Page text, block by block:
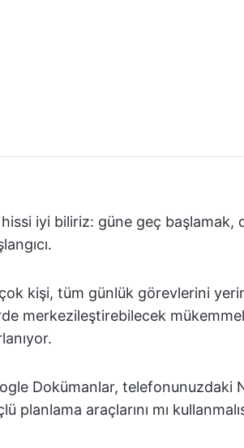
iyi biliriz: güne geç başlamak,
kişi, tüm günlük görevlerini
merkezileştirebilecek
Dokümanlar, telefonunuzdaki
planlama araçlarını mı